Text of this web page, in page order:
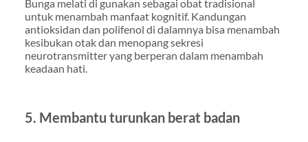
Bunga melati di gunakan sebagai obat tradisional
untuk menambah manfaat kognitif. Kandungan
antioksidan dan polifenol di dalamnya bisa menambah
kesibukan otak dan menopang sekresi
neurotransmitter yang berperan dalam menambah
keadaan hati.
5. Membantu turunkan berat badan